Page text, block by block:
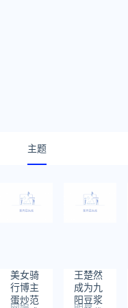
主题
美女骑
行博主
蛋炒范
王楚然
成为九
阳豆浆